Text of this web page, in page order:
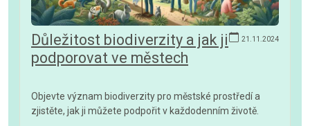
21.11.2024
Důležitost biodiverzity a jak ji
podporovat ve městech
Objevte význam biodiverzity pro městské prostředí a
zjistěte, jak ji můžete podpořit v každodenním životě.